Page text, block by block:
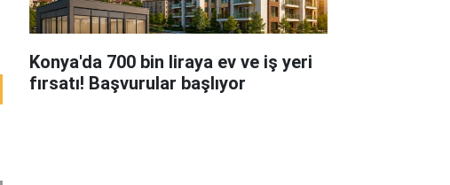
Konya'da 700 bin liraya ev ve iş yeri
fırsatı! Başvurular başlıyor